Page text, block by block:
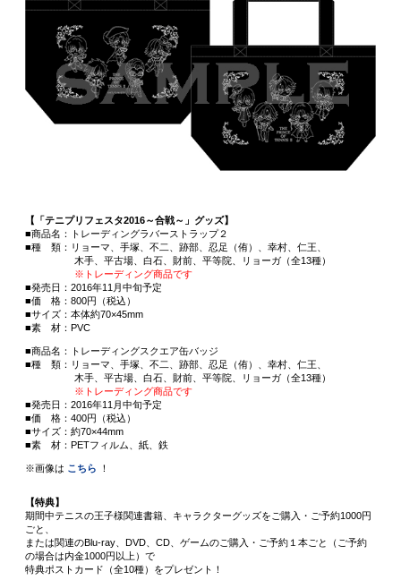
【「テニプリフェスタ2016～合戦～」グッズ】
■商品名：トレーディングラバーストラップ２
■種 類：リョーマ、手塚、不二、跡部、忍足（侑）、幸村、仁王、
木手、平古場、白石、財前、平等院、リョーガ（全13種）
※トレーディング商品です
■発売日：2016年11月中旬予定
■価 格：800円（税込）
■サイズ：本体約70×45mm
■素 材：PVC
■商品名：トレーディングスクエア缶バッジ
■種 類：リョーマ、手塚、不二、跡部、忍足（侑）、幸村、仁王、
木手、平古場、白石、財前、平等院、リョーガ（全13種）
※トレーディング商品です
■発売日：2016年11月中旬予定
■価 格：400円（税込）
■サイズ：約70×44mm
■素 材：PETフィルム、紙、鉄
※画像は こちら ！
【特典】
期間中テニスの王子様関連書籍、キャラクターグッズをご購入・ご予約1000円
ごと、
または関連のBlu-ray、DVD、CD、ゲームのご購入・ご予約１本ごと（ご予約
の場合は内金1000円以上）で
特典ポストカード（全10種）をプレゼント！